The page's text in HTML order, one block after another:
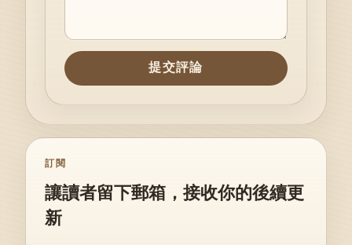
提交評論
訂閱
讓讀者留下郵箱，接收你的後續更
新